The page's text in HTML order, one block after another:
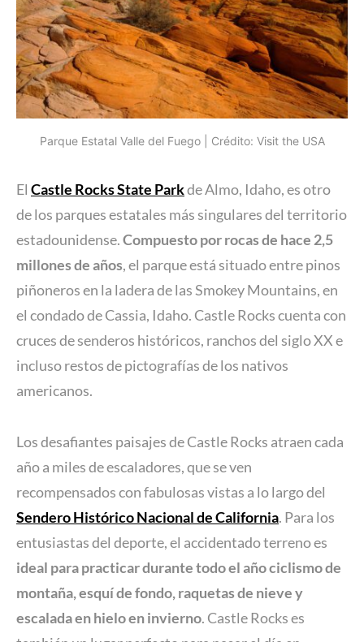
Parque Estatal Valle del Fuego | Crédito: Visit the USA
El Castle Rocks State Parkde Almo, Idaho, es otro
de los parques estatales más singulares del territorio
estadounidense.Compuesto por rocas de hace 2,5
millones de años, el parque está situado entre pinos
piñoneros en la ladera de las Smokey Mountains, en
el condado de Cassia, Idaho. Castle Rocks cuenta con
cruces de senderos históricos, ranchos del siglo XX e
incluso restos de pictografías de los nativos
americanos.
Los desafiantes paisajes de Castle Rocks atraen cada
año a miles de escaladores, que se ven
recompensados con fabulosas vistas a lo largo del
Sendero Histórico Nacional de California. Para los
entusiastas del deporte, el accidentado terreno es
ideal para practicar durante todo el año ciclismo de
montaña, esquí de fondo, raquetas de nieve y
escalada en hielo en invierno. Castle Rocks es